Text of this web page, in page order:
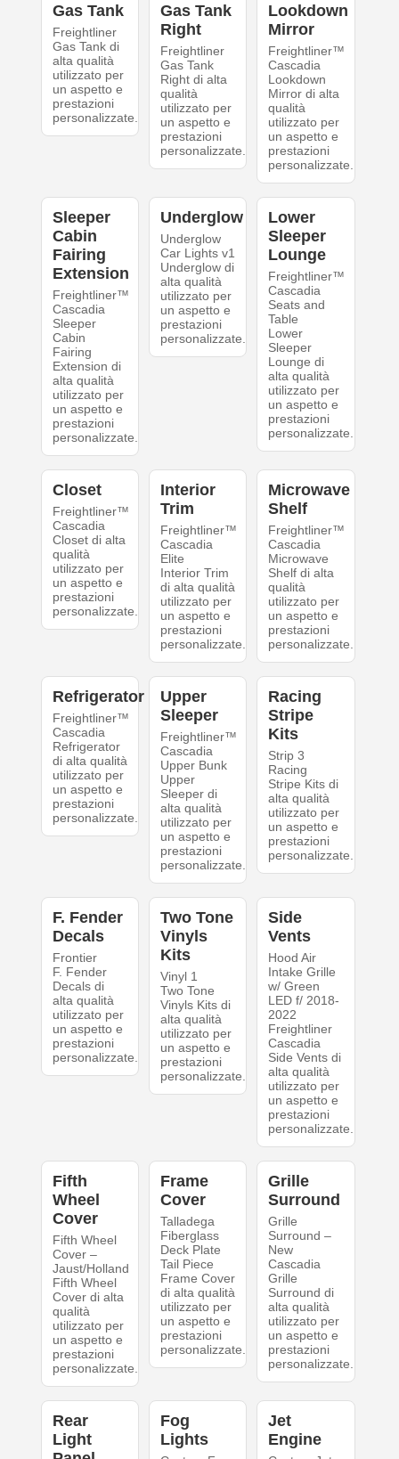
Gas Tank
Freightliner
Gas Tank di
alta qualità
utilizzato per
un aspetto e
prestazioni
personalizzate.
Gas Tank
Right
Freightliner
Gas Tank
Right di alta
qualità
utilizzato per
un aspetto e
prestazioni
personalizzate.
Lookdown
Mirror
Freightliner™
Cascadia
Lookdown
Mirror di alta
qualità
utilizzato per
un aspetto e
prestazioni
personalizzate.
Sleeper
Cabin
Fairing
Extension
Freightliner™
Cascadia
Sleeper
Cabin
Fairing
Extension di
alta qualità
utilizzato per
un aspetto e
prestazioni
personalizzate.
Underglow
Underglow
Car Lights v1
Underglow di
alta qualità
utilizzato per
un aspetto e
prestazioni
personalizzate.
Lower
Sleeper
Lounge
Freightliner™
Cascadia
Seats and
Table
Lower
Sleeper
Lounge di
alta qualità
utilizzato per
un aspetto e
prestazioni
personalizzate.
Closet
Freightliner™
Cascadia
Closet di alta
qualità
utilizzato per
un aspetto e
prestazioni
personalizzate.
Interior
Trim
Freightliner™
Cascadia
Elite
Interior Trim
di alta qualità
utilizzato per
un aspetto e
prestazioni
personalizzate.
Microwave
Shelf
Freightliner™
Cascadia
Microwave
Shelf di alta
qualità
utilizzato per
un aspetto e
prestazioni
personalizzate.
Refrigerator
Freightliner™
Cascadia
Refrigerator
di alta qualità
utilizzato per
un aspetto e
prestazioni
personalizzate.
Upper
Sleeper
Freightliner™
Cascadia
Upper Bunk
Upper
Sleeper di
alta qualità
utilizzato per
un aspetto e
prestazioni
personalizzate.
Racing
Stripe
Kits
Strip 3
Racing
Stripe Kits di
alta qualità
utilizzato per
un aspetto e
prestazioni
personalizzate.
F. Fender
Decals
Frontier
F. Fender
Decals di
alta qualità
utilizzato per
un aspetto e
prestazioni
personalizzate.
Two Tone
Vinyls
Kits
Vinyl 1
Two Tone
Vinyls Kits di
alta qualità
utilizzato per
un aspetto e
prestazioni
personalizzate.
Side
Vents
Hood Air
Intake Grille
w/ Green
LED f/ 2018-
2022
Freightliner
Cascadia
Side Vents di
alta qualità
utilizzato per
un aspetto e
prestazioni
personalizzate.
Fifth
Wheel
Cover
Fifth Wheel
Cover –
Jaust/Holland
Fifth Wheel
Cover di alta
qualità
utilizzato per
un aspetto e
prestazioni
personalizzate.
Frame
Cover
Talladega
Fiberglass
Deck Plate
Tail Piece
Frame Cover
di alta qualità
utilizzato per
un aspetto e
prestazioni
personalizzate.
Grille
Surround
Grille
Surround –
New
Cascadia
Grille
Surround di
alta qualità
utilizzato per
un aspetto e
prestazioni
personalizzate.
Rear
Light
Fog
Lights
Jet
Engine